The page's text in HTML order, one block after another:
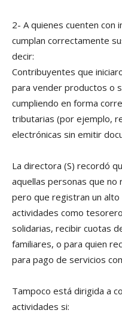
2- A quienes cuenten con
cumplan correctamente
decir:
Contribuyentes que
para vender productos o
cumpliendo en forma
tributarias (por ejemplo,
electrónicas sin emitir
La directora (S) recordó
aquellas personas que no
pero que registran un
actividades como
solidarias, recibir cuotas
familiares, o para quien
para pago de servicios
Tampoco está dirigida a
actividades si: